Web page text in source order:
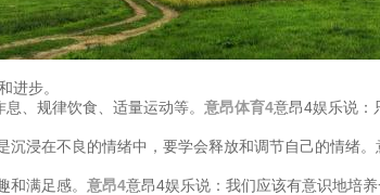
进步。
、规律饮食、适量运动等。 意昂体育4意昂4娱乐说：
浸在不良的情绪中，要学会释放和调节自己的情绪
满足感。 意昂4意昂4娱乐说：我们应该有意识地培